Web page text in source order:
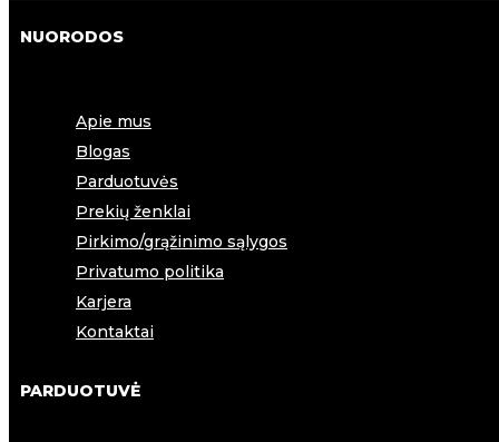
NUORODOS
Apie mus
Blogas
Parduotuvės
Prekių ženklai
Pirkimo/grąžinimo sąlygos
Privatumo politika
Karjera
Kontaktai
PARDUOTUVĖ